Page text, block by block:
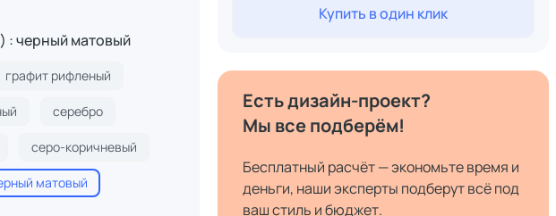
: черный матовый
графит рифленый
серебро
серо-коричневый
матовый
Купить в один клик
Есть дизайн-проект?
Мы все подберём!
Бесплатный расчёт — экономьте время и
деньги, наши эксперты подберут всё под
ваш стиль и бюджет.